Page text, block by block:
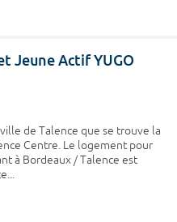
Jeune Actif YUGO
de Talence que se trouve la
Centre. Le logement pour
à Bordeaux / Talence est